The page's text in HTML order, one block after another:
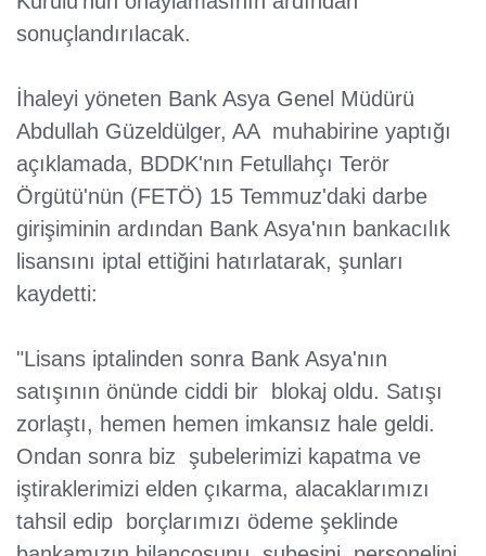
sonuçlandırılacak.
İhaleyi yöneten Bank Asya Genel Müdürü
Abdullah Güzeldülger, AA muhabirine yaptığı
açıklamada, BDDK'nın Fetullahçı Terör
Örgütü'nün (FETÖ) 15 Temmuz'daki darbe
girişiminin ardından Bank Asya'nın bankacılık
lisansını iptal ettiğini hatırlatarak, şunları
kaydetti:
"Lisans iptalinden sonra Bank Asya'nın
satışının önünde ciddi bir blokaj oldu. Satışı
zorlaştı, hemen hemen imkansız hale geldi.
Ondan sonra biz şubelerimizi kapatma ve
iştiraklerimizi elden çıkarma, alacaklarımızı
tahsil edip borçlarımızı ödeme şeklinde